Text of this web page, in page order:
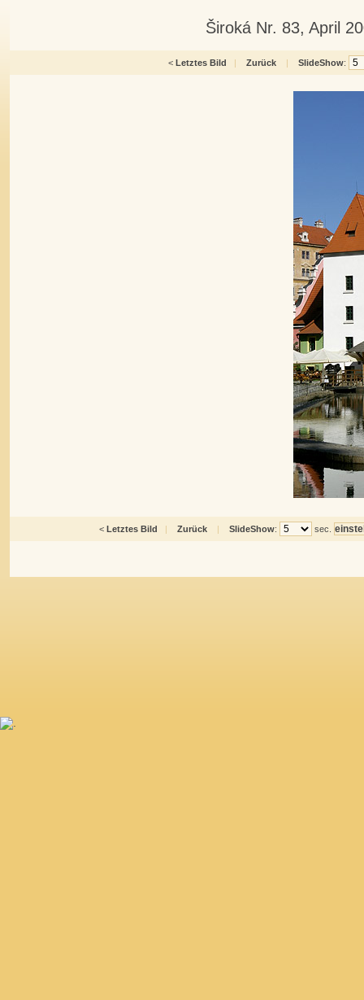
Široká Nr. 83, April
< Letztes Bild | Zurück | SlideShow:
< Letztes Bild | Zurück | SlideShow: sec.